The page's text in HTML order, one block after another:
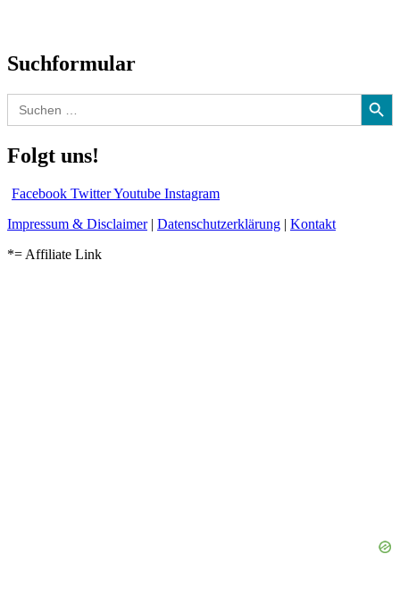
Suchformular
Search
for:
Search Button
Folgt uns!
Facebook TwitterYoutube Instagram
Impressum & Disclaimer| Datenschutzerklärung | Kontakt
*= Affiliate Link